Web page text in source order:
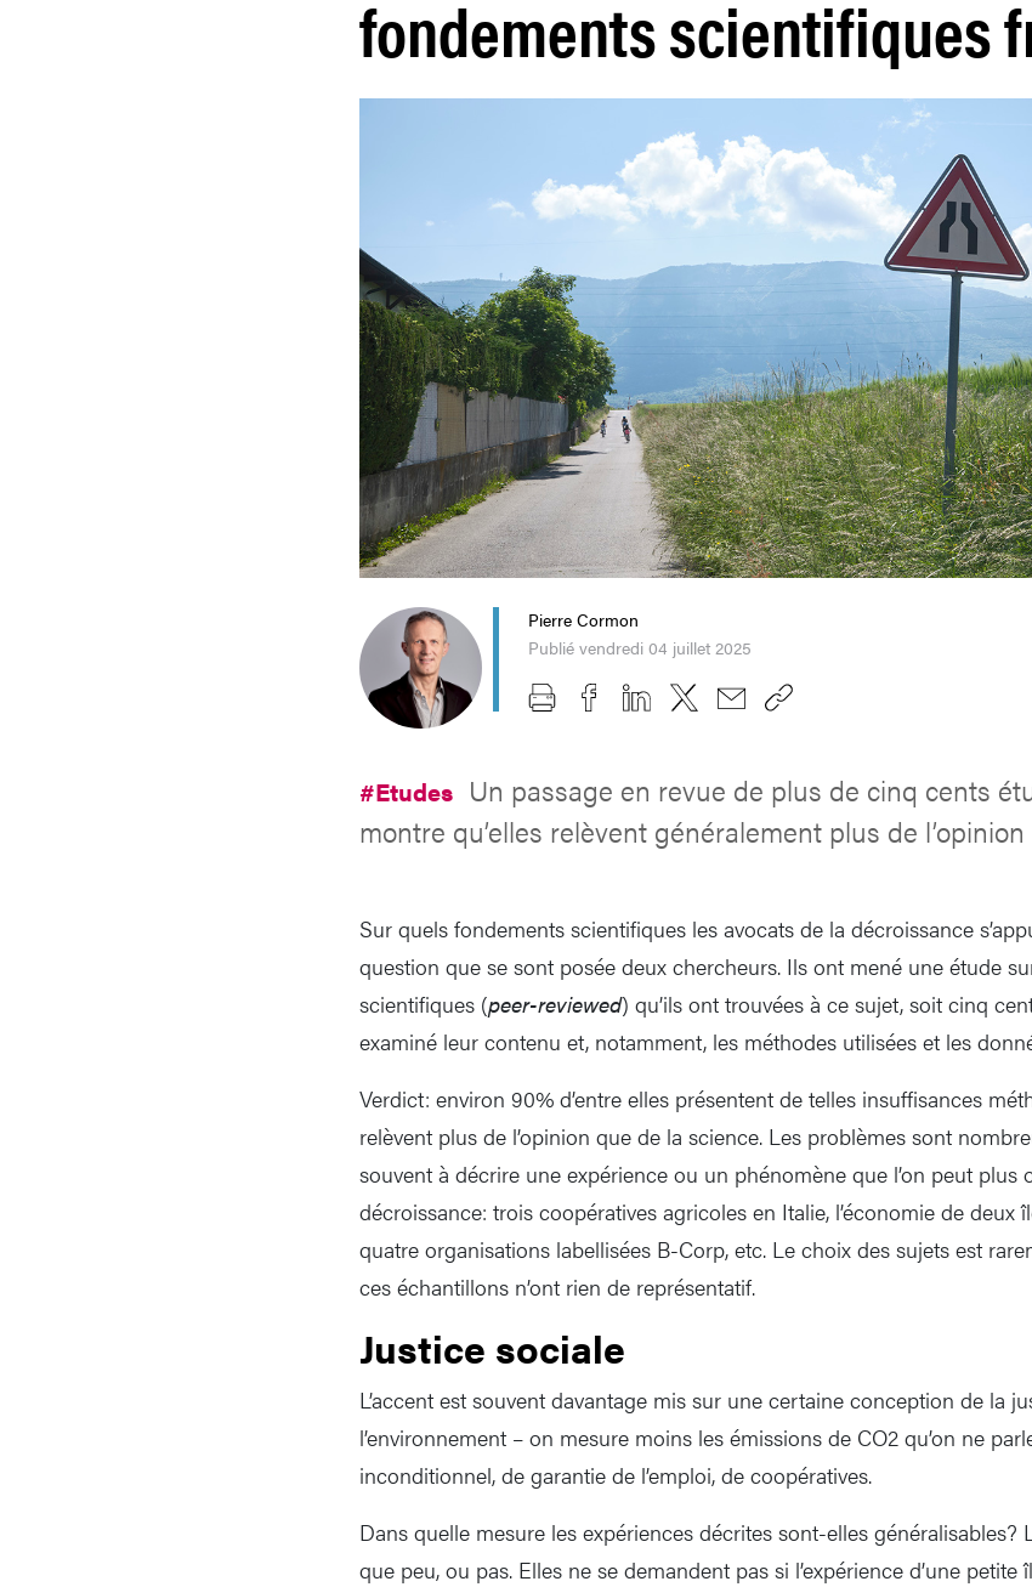
fondements scientifiques
Pierre Cormon
Publié vendredi 04 juillet 2025
#Etudes Un passage en revue de plus de cinq cents
montre qu’elles relèvent généralement plus de
Sur quels fondements scientifiques les avocats de la décroissance
question que se sont posée deux chercheurs. Ils ont mené une étude
scientifiques (peer-reviewed) qu’ils ont trouvées à ce sujet, soit cinq
examiné leur contenu et, notamment, les méthodes utilisées et les
Verdict: environ 90% d’entre elles présentent de telles insuffisances
relèvent plus de l’opinion que de la science. Les problèmes sont
souvent à décrire une expérience ou un phénomène que l’on peut plus
décroissance: trois coopératives agricoles en Italie, l’économie de deux
quatre organisations labellisées B-Corp, etc. Le choix des sujets est
ces échantillons n’ont rien de représentatif.
Justice sociale
L’accent est souvent davantage mis sur une certaine conception de la
l’environnement – on mesure moins les émissions de CO2 qu’on ne
inconditionnel, de garantie de l’emploi, de coopératives.
Dans quelle mesure les expériences décrites sont-elles généralisables?
que peu, ou pas. Elles ne se demandent pas si l’expérience d’une